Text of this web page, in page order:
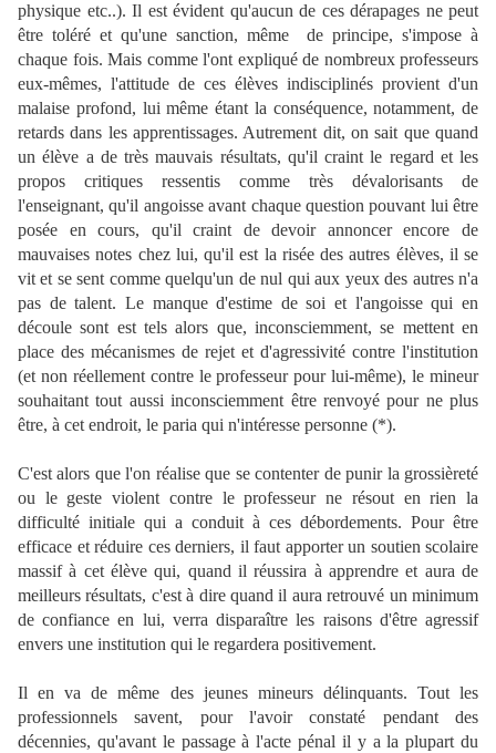
physique etc..). Il est évident qu'aucun de ces dérapages ne peut
être toléré et qu'une sanction, même de principe, s'impose à
chaque fois. Mais comme l'ont expliqué de nombreux professeurs
eux-mêmes, l'attitude de ces élèves indisciplinés provient d'un
malaise profond, lui même étant la conséquence, notamment, de
retards dans les apprentissages. Autrement dit, on sait que quand
un élève a de très mauvais résultats, qu'il craint le regard et les
propos critiques ressentis comme très dévalorisants de
l'enseignant, qu'il angoisse avant chaque question pouvant lui être
posée en cours, qu'il craint de devoir annoncer encore de
mauvaises notes chez lui, qu'il est la risée des autres élèves, il se
vit et se sent comme quelqu'un de nul qui aux yeux des autres n'a
pas de talent. Le manque d'estime de soi et l'angoisse qui en
découle sont est tels alors que, inconsciemment, se mettent en
place des mécanismes de rejet et d'agressivité contre l'institution
(et non réellement contre le professeur pour lui-même), le mineur
souhaitant tout aussi inconsciemment être renvoyé pour ne plus
être, à cet endroit, le paria qui n'intéresse personne (*).
C'est alors que l'on réalise que se contenter de punir la grossièreté
ou le geste violent contre le professeur ne résout en rien la
difficulté initiale qui a conduit à ces débordements. Pour être
efficace et réduire ces derniers, il faut apporter un soutien scolaire
massif à cet élève qui, quand il réussira à apprendre et aura de
meilleurs résultats, c'est à dire quand il aura retrouvé un minimum
de confiance en lui, verra disparaître les raisons d'être agressif
envers une institution qui le regardera positivement.
Il en va de même des jeunes mineurs délinquants. Tout les
professionnels savent, pour l'avoir constaté pendant des
décennies, qu'avant le passage à l'acte pénal il y a la plupart du